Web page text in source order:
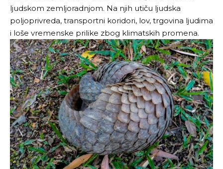
ljudskom zemljoradnjom. Na njih utiču ljudska
poljoprivreda, transportni koridori, lov, trgovina ljudima
i loše vremenske prilike zbog klimatskih promena.